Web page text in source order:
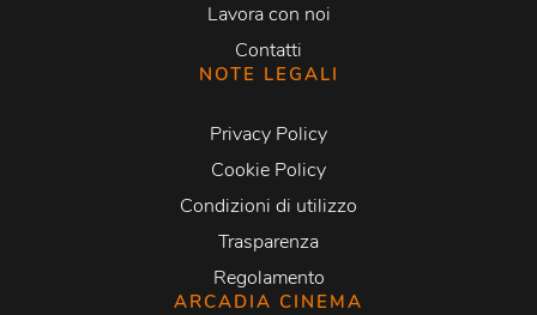
Lavora con noi
Contatti
NOTE LEGALI
Privacy Policy
Cookie Policy
Condizioni di utilizzo
Trasparenza
Regolamento
ARCADIA CINEMA